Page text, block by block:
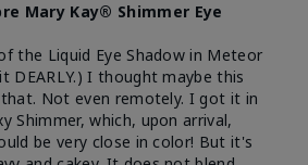
Mary Kay® Shimmer Eye
the Liquid Eye Shadow in Meteor
DEARLY.) I thought maybe this
Not even remotely. I got it in
Shimmer, which, upon arrival,
be very close in color! But it's